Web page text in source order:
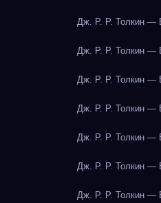
Дж. Р. Р. Толкин —
Дж. Р. Р. Толкин —
Дж. Р. Р. Толкин —
Дж. Р. Р. Толкин —
Дж. Р. Р. Толкин —
Дж. Р. Р. Толкин —
Дж. Р. Р. Толкин —